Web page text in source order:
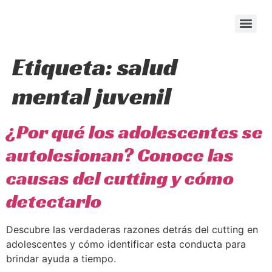
Etiqueta:salud
mental juvenil
¿Por qué los adolescentes se
autolesionan? Conoce las
causas del cutting y cómo
detectarlo
Descubre las verdaderas razones detrás del cutting en
adolescentes y cómo identificar esta conducta para
brindar ayuda a tiempo.